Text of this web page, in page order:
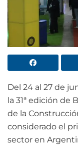
Del 24 al 27 de
la 31ª edición de
de la
considerado el
sector en